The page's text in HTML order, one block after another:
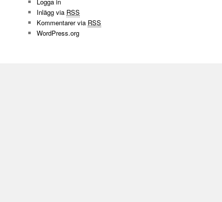
Inlägg via RSS
Kommentarer via RSS
WordPress.org